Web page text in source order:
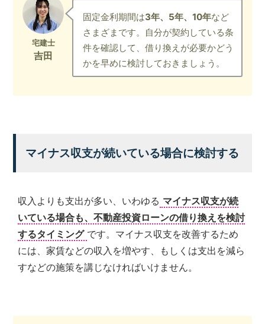
固定金利期間は3年、5年、10年など
さまざまです。自分が契約している条
件を確認して、借り換えが必要かどう
かを早めに検討しておきましょう。
マイナス収支が続いている場合に検討する
収入よりも支出が多い、いわゆる マイナス収支が続
いている場合も、不動産投資ローンの借り換えを検討
するタイミング です。マイナス収支を改善するため
には、家賃などの収入を増やす、もしくは支出を減ら
すなどの施策を講じなければいけません。